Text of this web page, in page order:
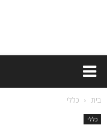
בית כללי
כללי